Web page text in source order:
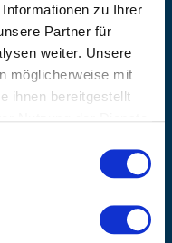
zu Ihrer
Partner für
weiter. Unsere
möglicherweise mit
ihnen bereitgestellt